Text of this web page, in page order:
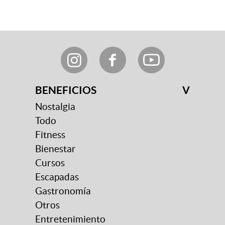
BENEFICIOS V
Nostalgia
Todo
Fitness
Bienestar
Cursos
Escapadas
Gastronomía
Otros
Entretenimiento